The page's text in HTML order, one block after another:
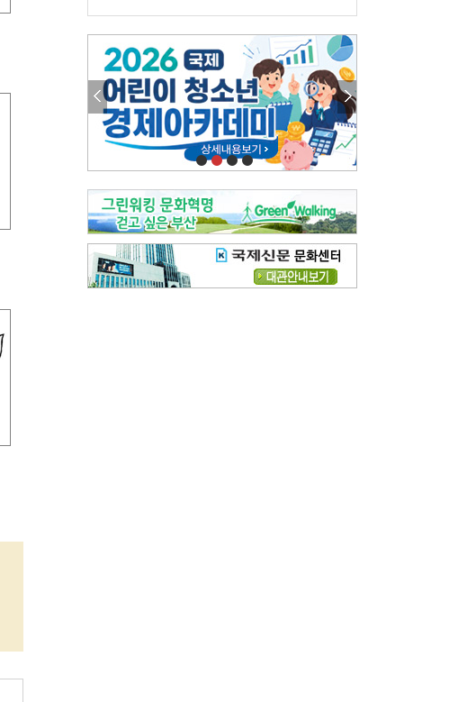
이유림의 한방 이야기[전체보기]
한방치료, 통증 관리의 새 해법
정영자 시민기자의 웰니스 [전체보기]
습한 여름…몸 깨우는 ‘순환 처방전’
자연·쉼에서 찾는 ‘웰니스 처방전’
조성우의 한방 이야기[전체보기]
봄의 설렘보다 먼저 내 몸의 달램
진료실에서[전체보기]
B형 간염은 ‘간암 시한폭탄’…비활동기 환자도 꼭 6개월 주기 검사
최수지의 한방 이야기 [전체보기]
‘생리 안 해서 편하다’는 위험한 착각